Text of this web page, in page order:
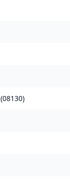
(08130)